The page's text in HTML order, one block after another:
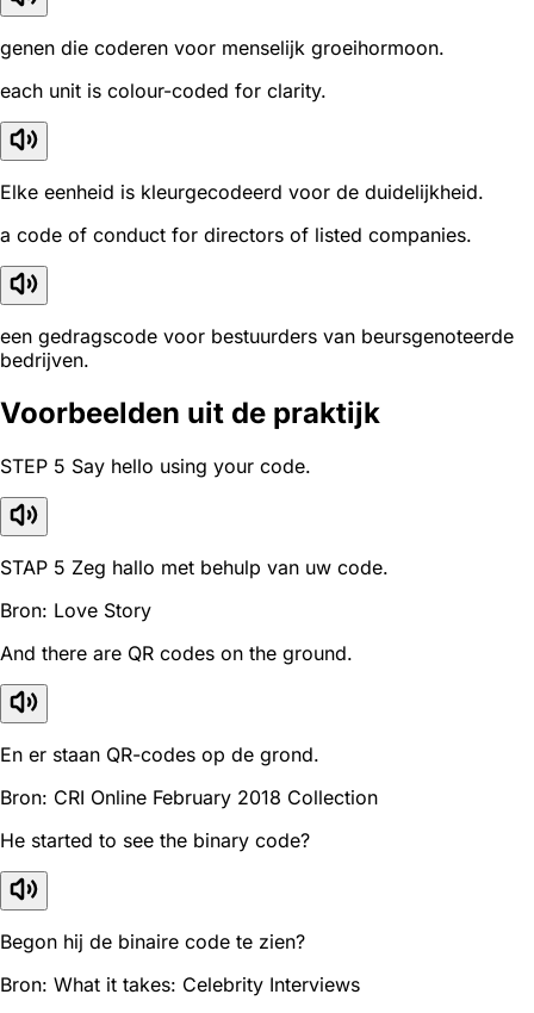
genen die coderen voor menselijk groeihormoon.
each unit is colour-coded for clarity.
Elke eenheid is kleurgecodeerd voor de duidelijkheid.
a code of conduct for directors of listed companies.
een gedragscode voor bestuurders van beursgenoteerde
bedrijven.
Voorbeelden uit de praktijk
STEP 5 Say hello using your code.
STAP 5 Zeg hallo met behulp van uw code.
Bron: Love Story
And there are QR codes on the ground.
En er staan QR-codes op de grond.
Bron: CRI Online February 2018 Collection
He started to see the binary code?
Begon hij de binaire code te zien?
Bron: What it takes: Celebrity Interviews